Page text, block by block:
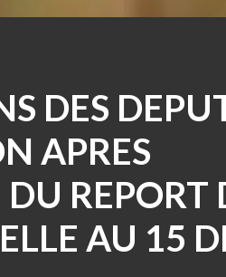
DES
APRES
DU REPORT
AU 15